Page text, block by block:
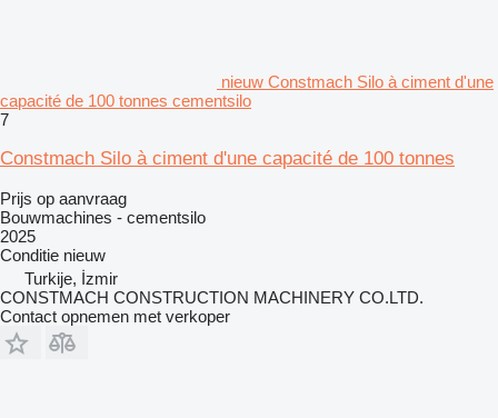
nieuw Constmach Silo à ciment d'une
capacité de 100 tonnes cementsilo
7
Constmach Silo à ciment d'une capacité de 100 tonnes
Prijs op aanvraag
Bouwmachines - cementsilo
2025
Conditie nieuw
Turkije, İzmir
CONSTMACH CONSTRUCTION MACHINERY CO.LTD.
Contact opnemen met verkoper